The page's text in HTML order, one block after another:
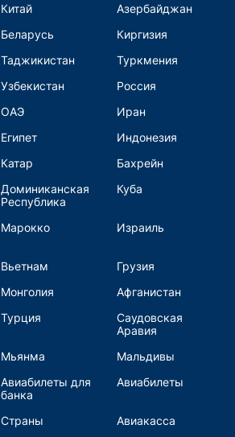
Китай
Азербайджан
Беларусь
Киргизия
Таджикистан
Туркмения
Узбекистан
Россия
ОАЭ
Иран
Египет
Индонезия
Катар
Бахрейн
Доминиканская
Республика
Куба
Марокко Израиль
Вьетнам
Грузия
Монголия
Афганистан
Турция
Саудовская
Аравия
Мьянма
Мальдивы
Авиабилеты для
банка
Авиабилеты
Страны
Авиакасса